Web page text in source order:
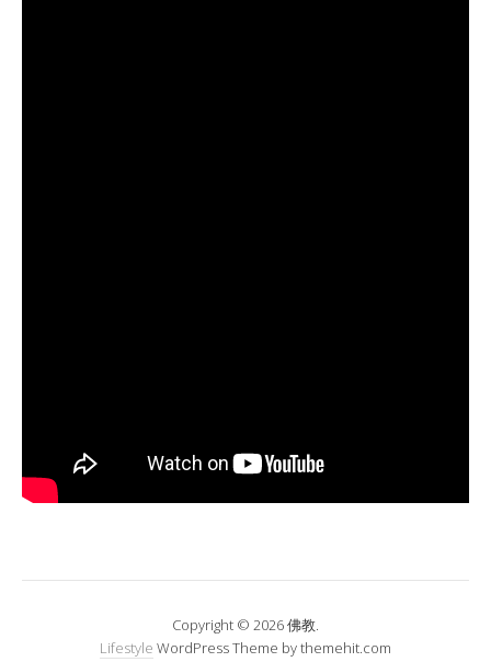
Copyright © 2026 佛教.
Lifestyle WordPress Theme by themehit.com